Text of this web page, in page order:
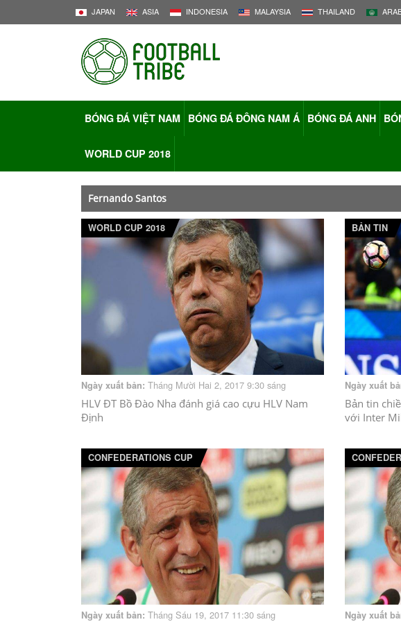
JAPAN ASIA INDONESIA MALAYSIA THAILAND
BÓNG ĐÁ VIỆT NAM BÓNG ĐÁ ĐÔNG NAM Á BÓNG ĐÁ ANH
WORLD CUP 2018
Fernando Santos
WORLD CUP 2018
Ngày xuất bản: Tháng Mười Hai 2, 2017 9:30 sáng
HLV ĐT Bồ Đào Nha đánh giá cao cựu HLV Nam
Định
BẢN TIN
Ngày xuất
Bản tin
với Inter
CONFEDERATIONS CUP
Ngày xuất bản: Tháng Sáu 19, 2017 11:30 sáng Ngày xuất